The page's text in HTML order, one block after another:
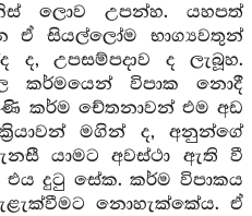
ලොව උපන්හ. යහපත්
සියල්ලෝම භාග්‍යවතුන්
ද, උපසම්පදාව ද ලැබූහ.
කර්මයෙන් විපාක නොදී
කර්ම චේතනාවන් එම අඩ
මගින් ද, අනුන්ගේ
යාමට අවස්ථා ඇති වී
දුටු සේක. කර්ම විපාකය
නොහැක්කේය. ඒ